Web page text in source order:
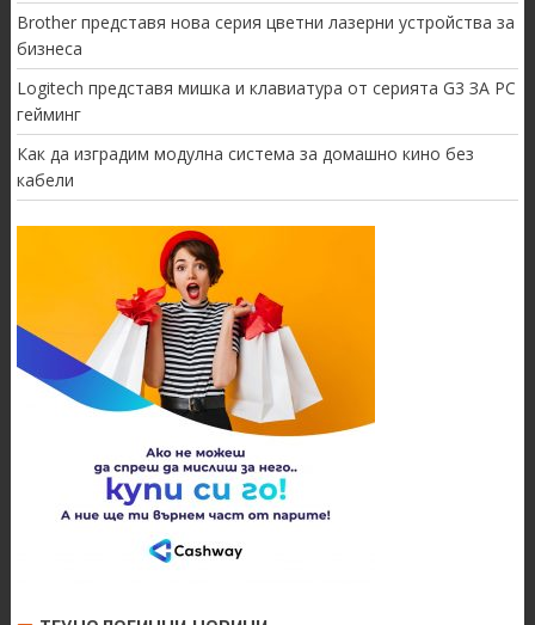
Brother представя нова серия цветни лазерни устройства за
бизнеса
Logitech представя мишка и клавиатура от серията G3 ЗА PC
гейминг
Как да изградим модулна система за домашно кино без
кабели